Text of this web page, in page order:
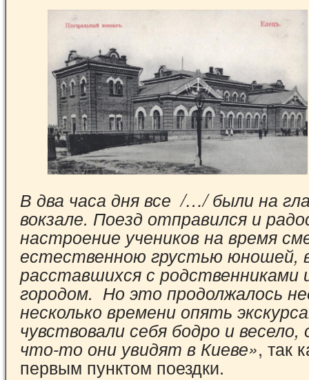
В два часа дня все /…/ были на
вокзале. Поезд отправился и
настроение учеников на время
естественною грустью юношей,
расставшихся с родственниками
городом. Но это продолжалось
несколько времени опять
чувствовали себя бодро и весело,
что-то они увидят в Киеве», так
первым пунктом поездки.